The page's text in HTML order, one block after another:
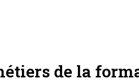
de la